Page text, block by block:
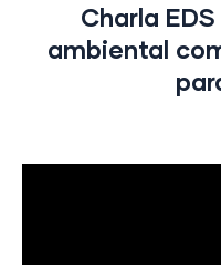
Charla
ambiental